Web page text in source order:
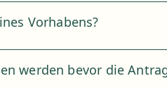
Vorhabens?
werden bevor die